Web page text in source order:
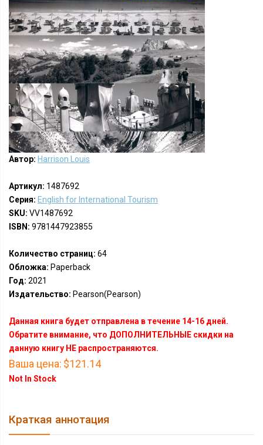
Автор: Harrison Louis
Артикул: 1487692
Серия: English for International Tourism
SKU: VV1487692
ISBN: 9781447923855
Количество страниц: 64
Обложка: Paperback
Год: 2021
Издательство: Pearson(Pearson)
Данная книга будет отправлена в течение 14-16 дней.
Обратите внимание, что ДОПОЛНИТЕЛЬНЫЕ скидки на
данную книгу НЕ распространяются.
Ваша цена: $121.14
Not In Stock
Краткая аннотация